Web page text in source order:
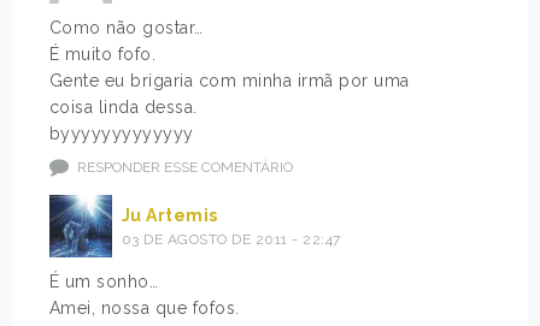
Como não gostar…
É muito fofo.
Gente eu brigaria com minha irmã por uma
coisa linda dessa.
byyyyyyyyyyyyy
RESPONDER ESSE COMENTÁRIO
Ju Artemis
03 DE AGOSTO DE 2011 - 22:47
É um sonho…
Amei, nossa que fofos.